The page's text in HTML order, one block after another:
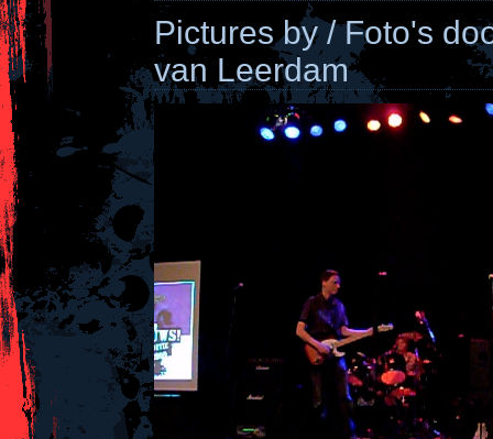
Pictures by / Foto's
van Leerdam